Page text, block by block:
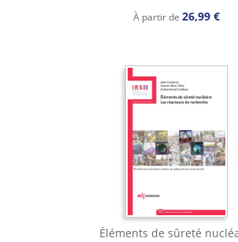
À partir de 26,99 €
Éléments de sûreté